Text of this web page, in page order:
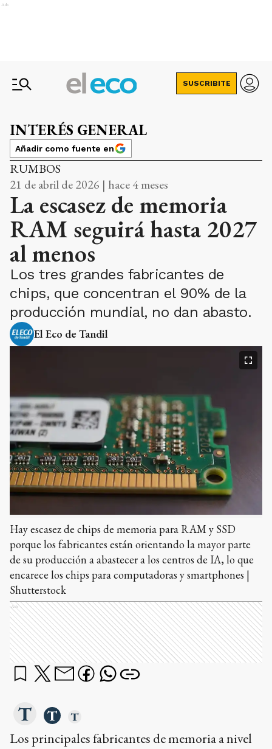
Ads
SUSCRIBITE
INTERÉS GENERAL
Añadir como fuente en
RUMBOS
21 de abril de 2026 | hace 4 meses
La escasez de memoria
RAM seguirá hasta 2027
al menos
Los tres grandes fabricantes de
chips, que concentran el 90% de la
producción mundial, no dan abasto.
El Eco de Tandil
Hay escasez de chips de memoria para RAM y SSD
porque los fabricantes están orientando la mayor parte
de su producción a abastecer a los centros de IA, lo que
encarece los chips para computadoras y smartphones |
Shutterstock
Ads
Los principales fabricantes de memoria a nivel